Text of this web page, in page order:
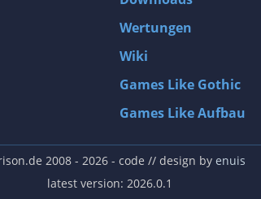
Wertungen
Wiki
Games Like Gothic
Games Like Aufbau
2008 - 2026- code // design by enuis
latest version: 2026.0.1